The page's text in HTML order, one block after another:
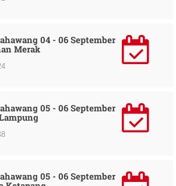
04 - 06 September
Merak
05 - 06 September
05 - 06 September